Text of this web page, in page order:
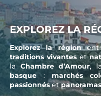
EXPLOREZ LA
Explorez la région
traditions vivanteset
laChambre d’Amour,
basque : marchés
passionnéset